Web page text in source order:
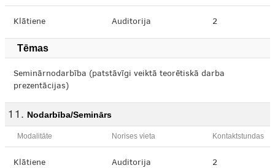
Klātiene Auditorija 2
Tēmas
Seminārnodarbība (patstāvīgi veiktā teorētiskā darba
prezentācijas)
Nodarbība/Seminārs
Modalitāte Norises vieta Kontaktstundas
Klātiene Auditorija 2